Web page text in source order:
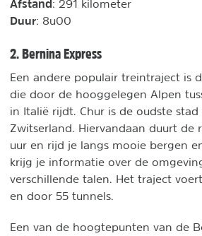
Afstand: 291 kilometer
Duur: 8u00
2. Bernina Express
Een andere populair treintraject is
die door de hooggelegen Alpen
in Italië rijdt. Chur is de oudste stad
Zwitserland. Hiervandaan duurt de
uur en rijd je langs mooie bergen
krijg je informatie over de
verschillende talen. Het traject
en door 55 tunnels.
Een van de hoogtepunten van de